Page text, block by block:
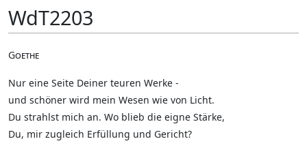
WdT2203
Goethe
Nur eine Seite Deiner teuren Werke -
und schöner wird mein Wesen wie von Licht.
Du strahlst mich an. Wo blieb die eigne Stärke,
Du, mir zugleich Erfüllung und Gericht?